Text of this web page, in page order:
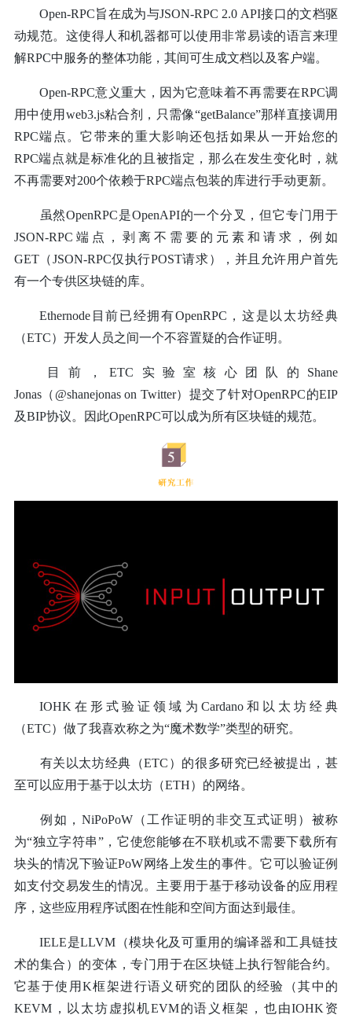
Open-RPC旨在成为与JSON-RPC 2.0 API接口的文档驱
动规范。这使得人和机器都可以使用非常易读的语言来理
解RPC中服务的整体功能，其间可生成文档以及客户端。
Open-RPC意义重大，因为它意味着不再需要在RPC调
用中使用web3.js粘合剂，只需像“getBalance”那样直接调用
RPC端点。它带来的重大影响还包括如果从一开始您的
RPC端点就是标准化的且被指定，那么在发生变化时，就
不再需要对200个依赖于RPC端点包装的库进行手动更新。
虽然OpenRPC是OpenAPI的一个分叉，但它专门用于
JSON-RPC端点，剥离不需要的元素和请求，例如
GET（JSON-RPC仅执行POST请求），并且允许用户首先
有一个专供区块链的库。
Ethernode目前已经拥有OpenRPC，这是以太坊经典
（ETC）开发人员之间一个不容置疑的合作证明。
目前，ETC实验室核心团队的Shane
Jonas（@shanejonas on Twitter）提交了针对OpenRPC的EIP
及BIP协议。因此OpenRPC可以成为所有区块链的规范。
IOHK在形式验证领域为Cardano和以太坊经典
（ETC）做了我喜欢称之为“魔术数学”类型的研究。
有关以太坊经典（ETC）的很多研究已经被提出，甚
至可以应用于基于以太坊（ETH）的网络。
例如，NiPoPoW（工作证明的非交互式证明）被称
为“独立字符串”，它使您能够在不联机或不需要下载所有
块头的情况下验证PoW网络上发生的事件。它可以验证例
如支付交易发生的情况。主要用于基于移动设备的应用程
序，这些应用程序试图在性能和空间方面达到最佳。
IELE是LLVM（模块化及可重用的编译器和工具链技
术的集合）的变体，专门用于在区块链上执行智能合约。
它基于使用K框架进行语义研究的团队的经验（其中的
KEVM，以太坊虚拟机EVM的语义框架，也由IOHK资